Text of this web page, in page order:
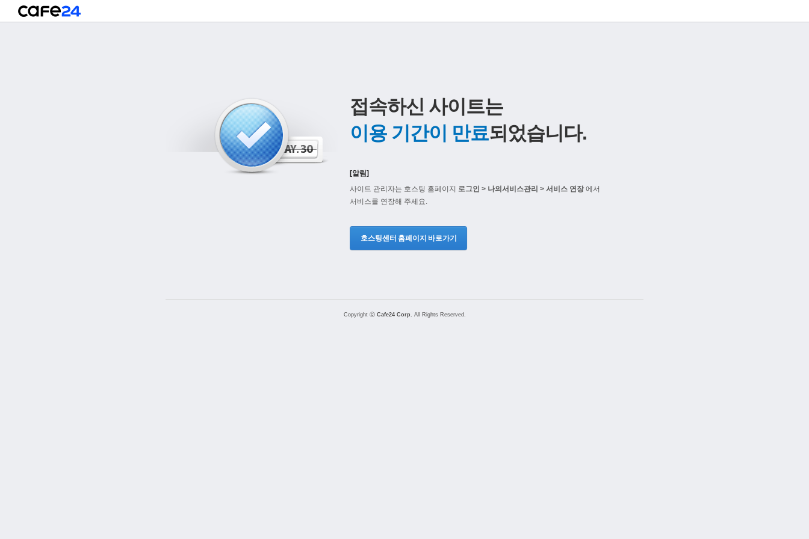
접속하신 사이트는
이용 기간이 만료되었습니다.
[알림]
사이트 관리자는 호스팅 홈페이지 로그인 > 나의서비스관리 > 서비스 연장에서
서비스를 연장해 주세요.
호스팅센터 홈페이지 바로가기
Copyright ⓒ Cafe24 Corp. All Rights Reserved.